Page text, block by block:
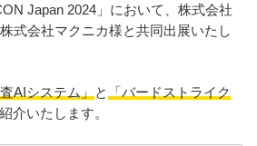
Japan 2024」において、株式会社
式会社マクニカ様と共同出展いたし
AIシステム」 と
「バードストライク
介いたします。